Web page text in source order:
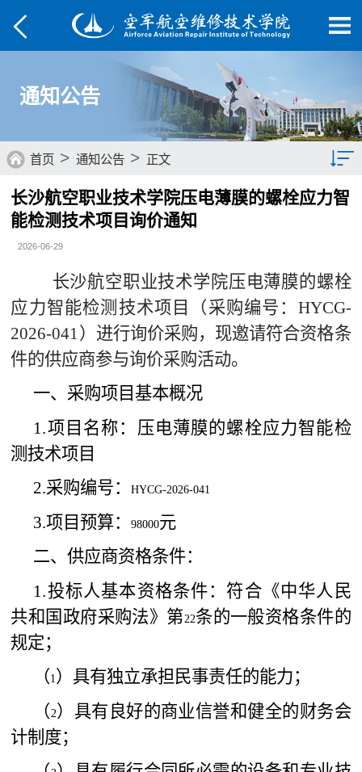
通知公告
首页 > 通知公告 > 正文
通知公告
长沙航空职业技术学院压电薄膜的螺栓应力智
能检测技术项目询价通知
2026-06-29
长沙航空职业技术学院压电薄膜的螺栓
应力智能检测技术项目（采购编号： HYCG-
2026-041 ）进行询价采购，现邀请符合资格条
件的供应商参与询价采购活动。
一、采购项目基本概况
1.项目名称： 压电薄膜的螺栓应力智能检
测技术项目
2.采购编号：HYCG-2026-041
3.项目预算：98000元
二、供应商资格条件：
1.投标人基本资格条件：符合《中华人民
共和国政府采购法》第22条的一般资格条件的
规定；
（ 1 ）具有独立承担民事责任的能力；
（ 2 ）具有良好的商业信誉和健全的财务会
计制度；